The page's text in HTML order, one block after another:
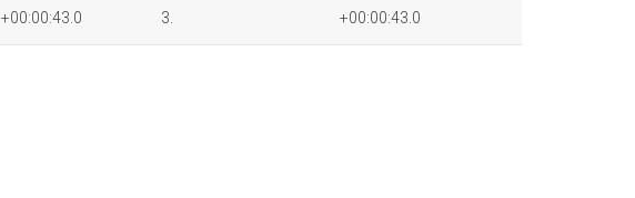
+00:00:43.0 3. +00:00:43.0